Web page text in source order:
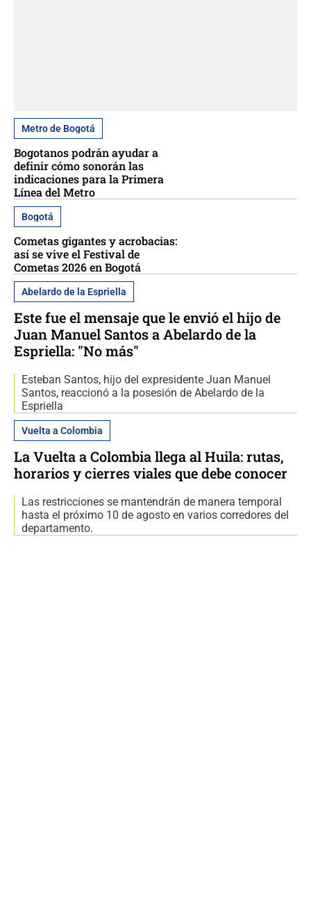
Metro de Bogotá
Bogotanos podrán ayudar a
definir cómo sonorán las
indicaciones para la Primera
Línea del Metro
Bogotá
Cometas gigantes y acrobacias:
así se vive el Festival de
Cometas 2026 en Bogotá
Abelardo de la Espriella
Este fue el mensaje que le envió el hijo de
Juan Manuel Santos a Abelardo de la
Espriella: "No más"
Esteban Santos, hijo del expresidente Juan Manuel
Santos, reaccionó a la posesión de Abelardo de la
Espriella
Vuelta a Colombia
La Vuelta a Colombia llega al Huila: rutas,
horarios y cierres viales que debe conocer
Las restricciones se mantendrán de manera temporal
hasta el próximo 10 de agosto en varios corredores del
departamento.